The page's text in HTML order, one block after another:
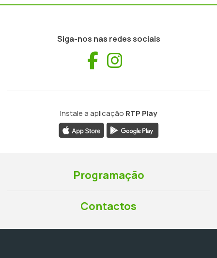
Siga-nos nas redes sociais
Facebook
Instale a aplicação RTP Play
Programação
Contactos